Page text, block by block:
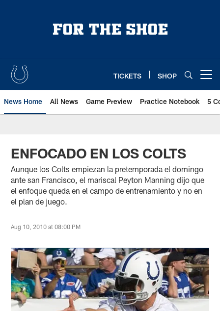
TICKETS SHOP
News Home All News Game Preview Practice Notebook 5
ENFOCADO EN LOS COLTS
Aunque los Colts empiezan la pretemporada el domingo
ante san Francisco, el mariscal Peyton Manning dijo que
el enfoque queda en el campo de entrenamiento y no en
el plan de juego.
Aug 10, 2010 at 08:00 PM